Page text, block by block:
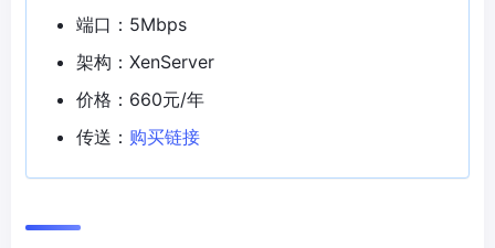
端口：5Mbps
架构：XenServer
价格：660元/年
传送： 购买链接